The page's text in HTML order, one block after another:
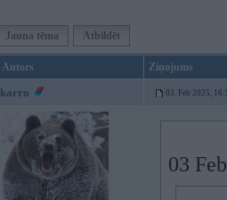
Jauna tēma Atbildēt
Autors Ziņojums
karro 03. Feb 2025,
03